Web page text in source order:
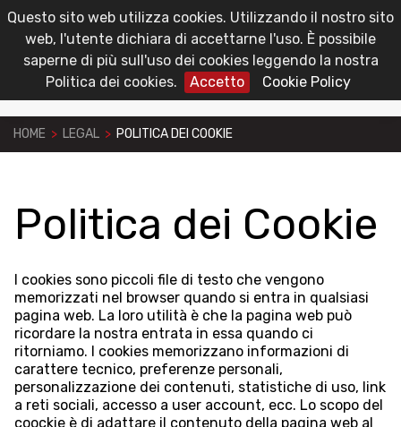
Questo sito web utilizza cookies. Utilizzando il nostro sito
web, l'utente dichiara di accettarne l'uso. È possibile
saperne di più sull'uso dei cookies leggendo la nostra
Politica dei cookies.
Accetto Cookie Policy
Area Riservata
HOME > LEGAL > POLITICA DEI COOKIE
Politica dei Cookie
I cookies sono piccoli file di testo che vengono
memorizzati nel browser quando si entra in qualsiasi
pagina web. La loro utilità è che la pagina web può
ricordare la nostra entrata in essa quando ci
ritorniamo. I cookies memorizzano informazioni di
carattere tecnico, preferenze personali,
personalizzazione dei contenuti, statistiche di uso, link
a reti sociali, accesso a user account, ecc. Lo scopo del
coockie è di adattare il contenuto della pagina web al